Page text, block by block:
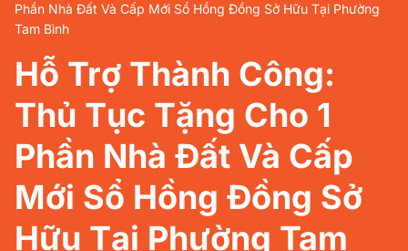
Phần Nhà Đất Và Cấp Mới Sổ Hồng Đồng Sở Hữu Tại Phường
Tam Bình
Hỗ Trợ Thành Công:
Thủ Tục Tặng Cho 1
Phần Nhà Đất Và Cấp
Mới Sổ Hồng Đồng Sở
Hữu Tại Phường Tam